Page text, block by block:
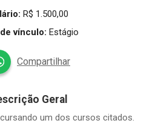
R$ 1.500,00
vínculo: Estágio
Compartilhar
Geral
um dos cursos citados.